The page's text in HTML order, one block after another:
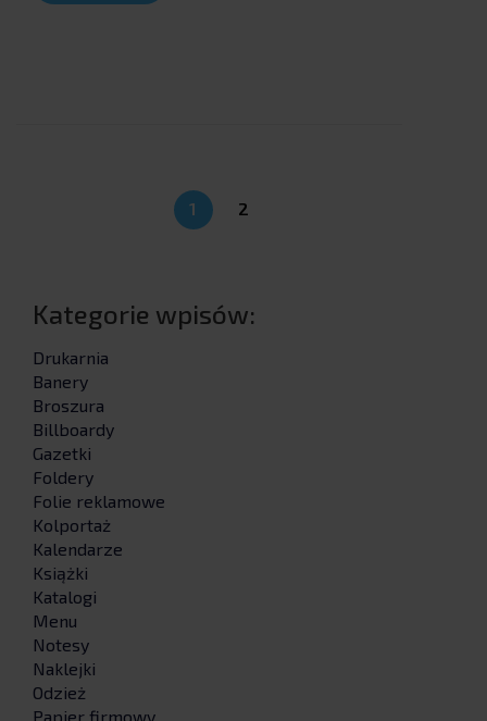
1 2
Kategorie wpisów:
Drukarnia
Banery
Broszura
Billboardy
Gazetki
Foldery
Folie reklamowe
Kolportaż
Kalendarze
Książki
Katalogi
Menu
Notesy
Naklejki
Odzież
Papier firmowy